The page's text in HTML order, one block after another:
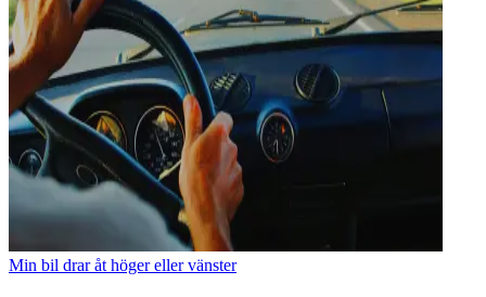
Min bil drar åt höger eller vänster